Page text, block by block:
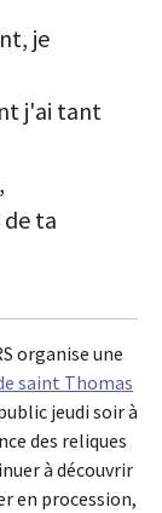
je
j'ai tant
de ta
organise une
saint Thomas
jeudi soir à
des reliques
à découvrir
en procession,